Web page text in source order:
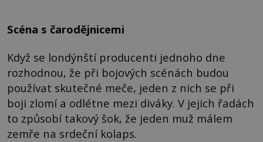
Scéna s čarodějnicemi
Když se londýnští producenti jednoho dne
rozhodnou, že při bojových scénách budou
používat skutečné meče, jeden z nich se při
boji zlomí a odlétne mezi diváky. V jejich řadách
to způsobí takový šok, že jeden muž málem
zemře na srdeční kolaps.